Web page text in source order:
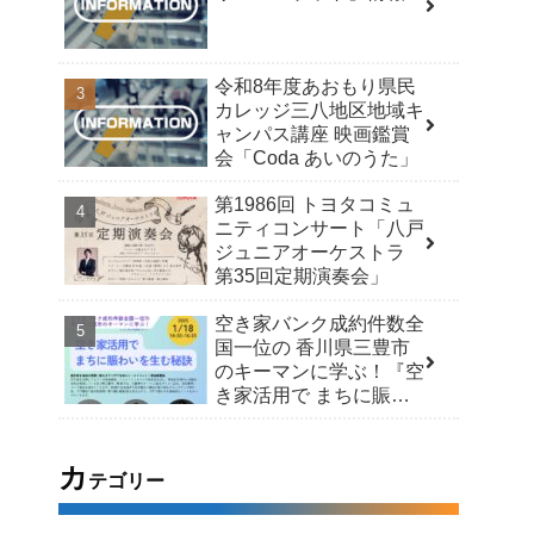
令和8年度あおもり県民
カレッジ三八地区地域キ
ャンパス講座 映画鑑賞
会「Coda あいのうた」
第1986回 トヨタコミュ
ニティコンサート「八戸
ジュニアオーケストラ
第35回定期演奏会」
空き家バンク成約件数全
国一位の 香川県三豊市
のキーマンに学ぶ！『空
き家活用で まちに賑わ
カ テゴリー